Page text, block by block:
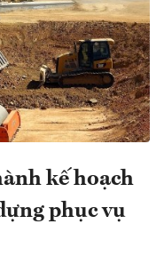
kế hoạch
phục vụ